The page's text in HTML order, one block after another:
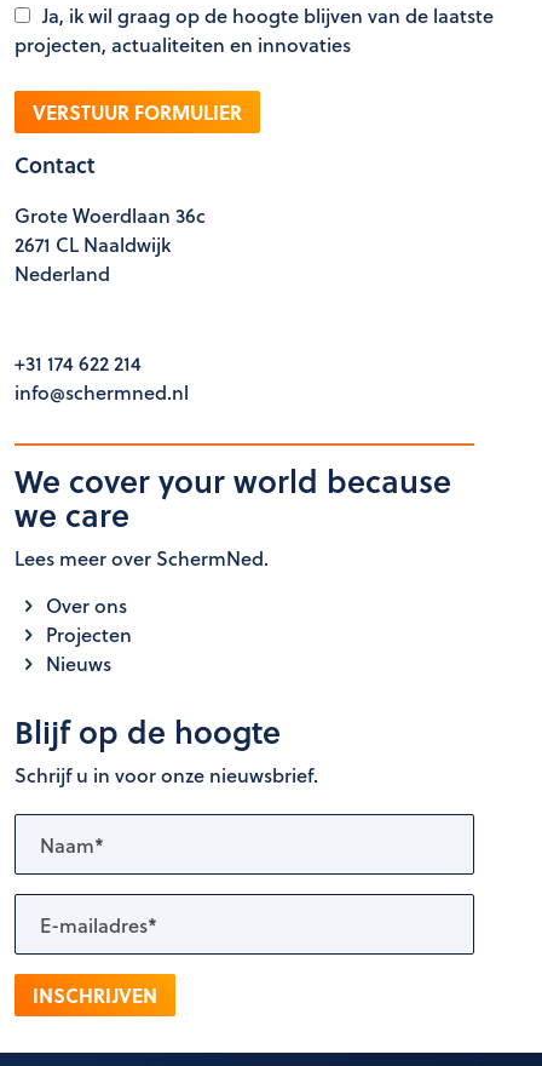
Ja, ik wil graag op de hoogte blijven van de laatste
projecten, actualiteiten en innovaties
VERSTUUR FORMULIER
Contact
Grote Woerdlaan 36c
2671 CL Naaldwijk
Nederland
+31 174 622 214
info@schermned.nl
We cover your world because
we care
Lees meer over SchermNed.
Over ons
Projecten
Nieuws
Blijf op de hoogte
Schrijf u in voor onze nieuwsbrief.
INSCHRIJVEN